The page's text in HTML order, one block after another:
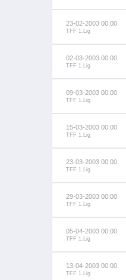
23-02-2003 00:00
TFF 1.Lig
02-03-2003 00:00
TFF 1.Lig
09-03-2003 00:00
TFF 1.Lig
15-03-2003 00:00
TFF 1.Lig
23-03-2003 00:00
TFF 1.Lig
29-03-2003 00:00
TFF 1.Lig
05-04-2003 00:00
TFF 1.Lig
13-04-2003 00:00
TFF 1.Lig